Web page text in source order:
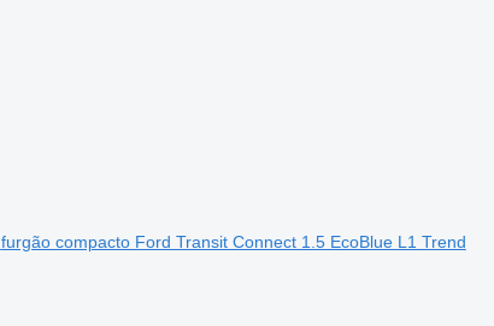
furgão compacto Ford Transit Connect 1.5 EcoBlue L1 Trend